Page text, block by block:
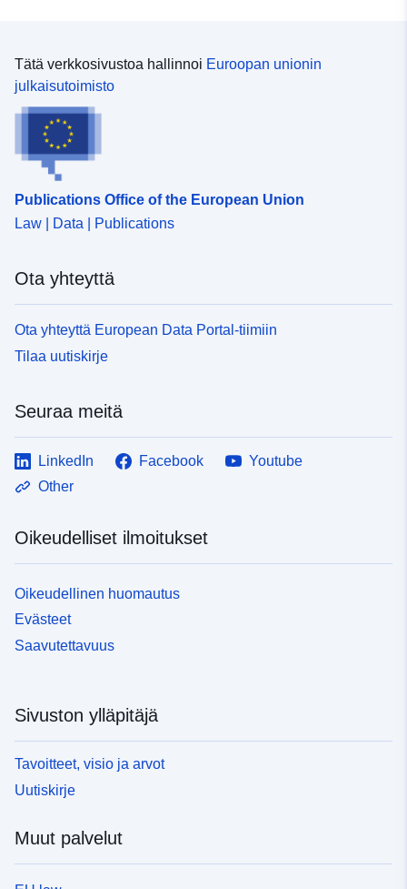
approuvé. Cette table géographique permet de
cartographier les PPRN existant sur le département.
géographique est lié à l'aide de son code GASPAR de
format « ddd[PREF|DDT|DDTM|DREAL]AAAANNNN »
(AAAA et NNNN correspondent à l’année de référence et
au numéro d’ordre de la procédure PPRN associée dans
GASPAR) : 1. à sa procédure administrative
d'élaboration (ou de révision) gérée dans l'application
métadonnées N_PPRN_AAAANNNN, d'autre part.
Tätä verkkosivustoa hallinnoi Euroopan unionin
julkaisutoimisto
Publications Office of the European Union
Law | Data | Publications
Ota yhteyttä
Ota yhteyttä European Data Portal-tiimiin
Tilaa uutiskirje
Seuraa meitä
LinkedIn Facebook
Youtube
Other
Oikeudelliset ilmoitukset
Oikeudellinen huomautus
Evästeet
Saavutettavuus
Sivuston ylläpitäjä
Tavoitteet, visio ja arvot
Uutiskirje
Muut palvelut